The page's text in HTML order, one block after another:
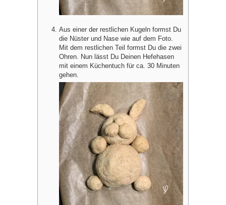
Aus einer der restlichen Kugeln formst Du
die Nüster und Nase wie auf dem Foto.
Mit dem restlichen Teil formst Du die zwei
Ohren. Nun lässt Du Deinen Hefehasen
mit einem Küchentuch für ca. 30 Minuten
gehen.